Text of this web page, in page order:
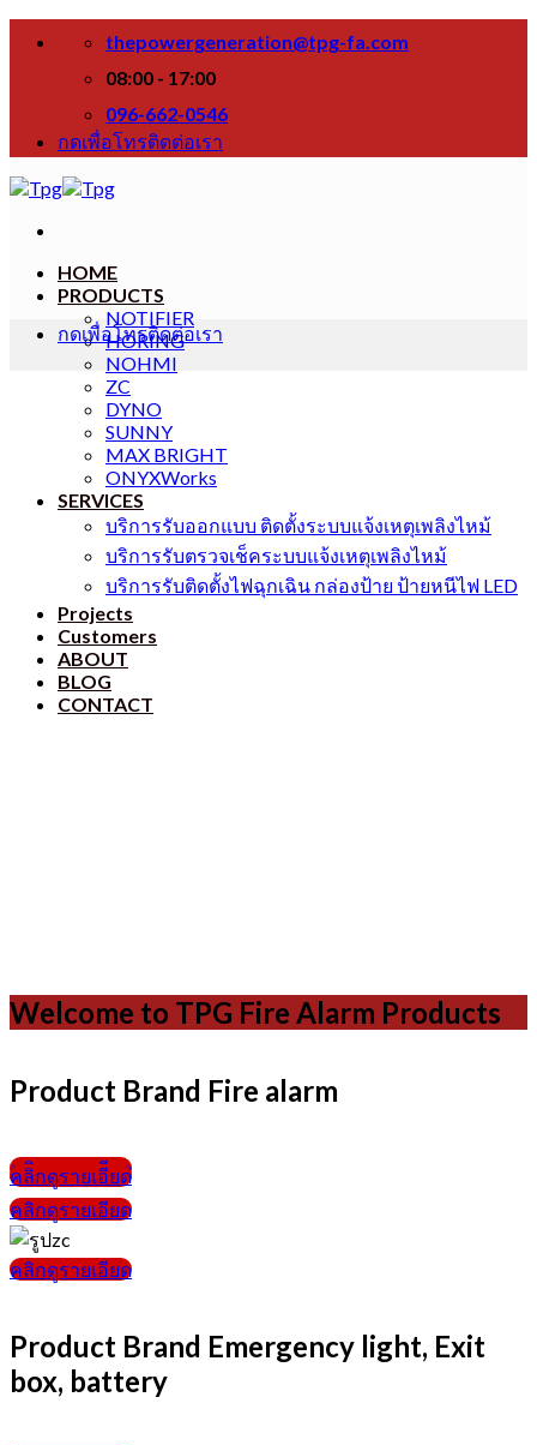
thepowergeneration@tpg-fa.com
08:00 - 17:00
096-662-0546
กดเพื่อโทรติดต่อเรา
HOME
PRODUCTS
NOTIFIER
HORING
NOHMI
ZC
DYNO
SUNNY
MAX BRIGHT
ONYXWorks
SERVICES
บริการรับออกแบบ ติดตั้งระบบแจ้งเหตุเพลิงไหม้
บริการรับตรวจเช็คระบบแจ้งเหตุเพลิงไหม้
บริการรับติดตั้งไฟฉุกเฉิน กล่องป้าย ป้ายหนีไฟ LED
Projects
Customers
ABOUT
BLOG
CONTACT
กดเพื่อโทรติดต่อเรา
Welcome to TPG Fire Alarm Products
Product Brand Fire alarm
คลิกดูรายเอียด
คลิกดูรายเอียด
คลิกดูรายเอียด
คลิกดูรายเอียด
Product Brand Emergency light, Exit
box, battery